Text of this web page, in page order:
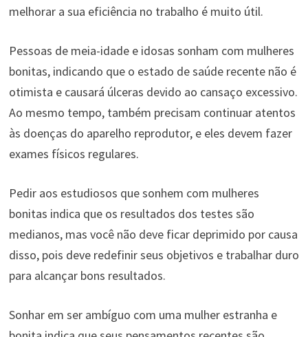
melhorar a sua eficiência no trabalho é muito útil.
Pessoas de meia-idade e idosas sonham com mulheres
bonitas, indicando que o estado de saúde recente não é
otimista e causará úlceras devido ao cansaço excessivo.
Ao mesmo tempo, também precisam continuar atentos
às doenças do aparelho reprodutor, e eles devem fazer
exames físicos regulares.
Pedir aos estudiosos que sonhem com mulheres
bonitas indica que os resultados dos testes são
medianos, mas você não deve ficar deprimido por causa
disso, pois deve redefinir seus objetivos e trabalhar duro
para alcançar bons resultados.
Sonhar em ser ambíguo com uma mulher estranha e